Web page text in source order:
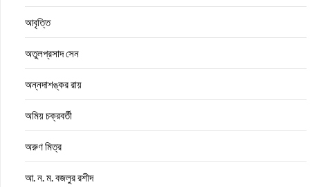
আবৃত্তি
অতুলপ্রসাদ সেন
অন্নদাশঙ্কর রায়
অমিয় চক্রবর্তী
অরুণ মিত্র
আ. ন. ম. বজলুর রশীদ